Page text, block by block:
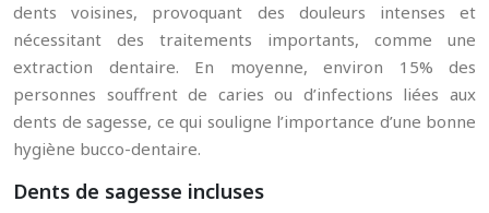
dents voisines, provoquant des douleurs intenses et
nécessitant des traitements importants, comme une
extraction dentaire. En moyenne, environ 15% des
personnes souffrent de caries ou d’infections liées aux
dents de sagesse, ce qui souligne l’importance d’une bonne
hygiène bucco-dentaire.
Dents de sagesse incluses